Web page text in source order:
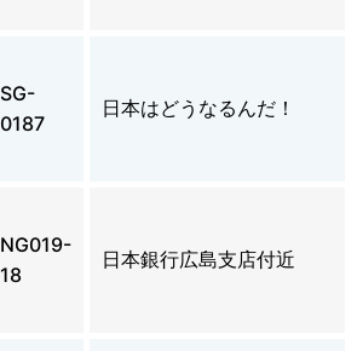
SG-
0187
日本はどうなるんだ！
NG019-
18
日本銀行広島支店付近